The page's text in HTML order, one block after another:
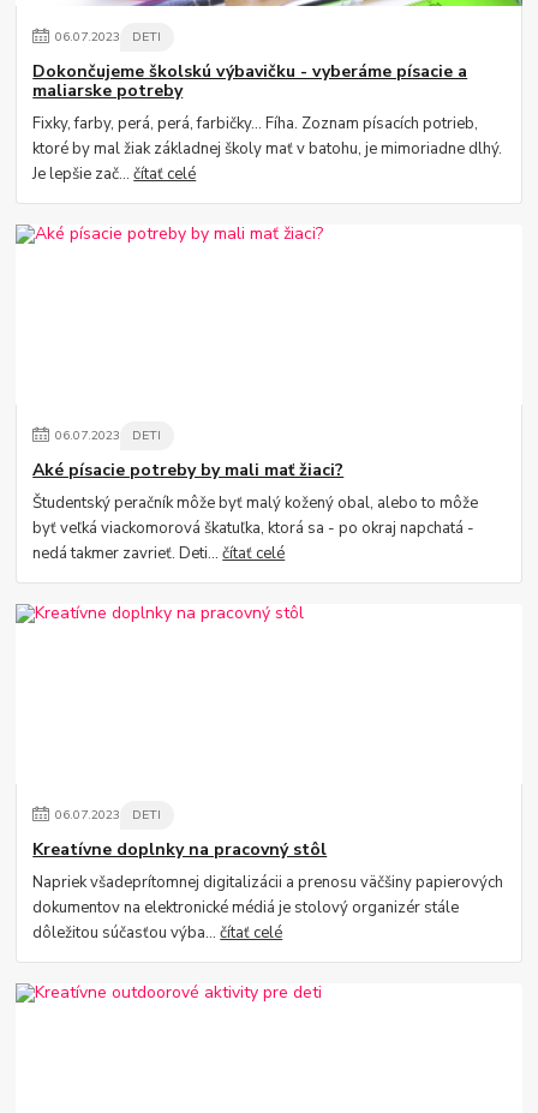
06.07.2023 DETI
Dokončujeme školskú výbavičku - vyberáme písacie a
maliarske potreby
Fixky, farby, perá, perá, farbičky... Fíha. Zoznam písacích potrieb,
ktoré by mal žiak základnej školy mať v batohu, je mimoriadne dlhý.
Je lepšie zač...čítať celé
06.07.2023 DETI
Aké písacie potreby by mali mať žiaci?
Študentský peračník môže byť malý kožený obal, alebo to môže
byť veľká viackomorová škatuľka, ktorá sa - po okraj napchatá -
nedá takmer zavrieť. Deti...čítať celé
06.07.2023 DETI
Kreatívne doplnky na pracovný stôl
Napriek všadeprítomnej digitalizácii a prenosu väčšiny papierových
dokumentov na elektronické médiá je stolový organizér stále
dôležitou súčasťou výba...čítať celé